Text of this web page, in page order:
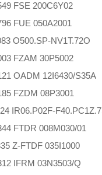
FSE 200C6Y02
FUE 050A2001
O500.SP-NV1T.72O
FZAM 30P5002
OADM 12I6430/S35A
FZDM 08P3001
IR06.P02F-
FTDR 008M030/01
Z-FTDF 035I1000
IFRM 03N3503/Q